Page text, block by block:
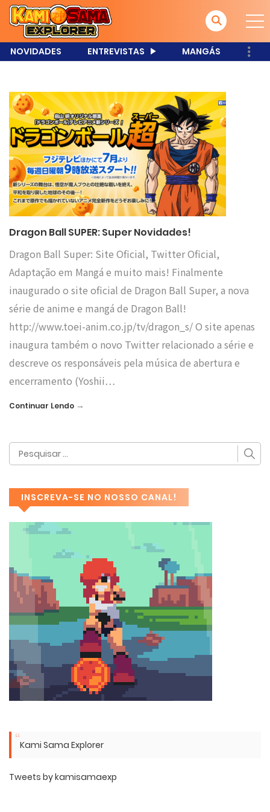
NOVIDADES ENTREVISTAS MANGÁS
Dragon Ball SUPER: Super Novidades!
Dragon Ball Super: Site Oficial, Twitter Oficial,
Adaptação em Mangá e muito mais! Finalmente
inaugurado o site oficial de Dragon Ball Super, a nova
série de anime e mangá de Dragon Ball!
http://www.toei-anim.co.jp/tv/dragon_s/ O site apenas
inaugura também o novo Twitter relacionado a série e
descreve os responsáveis pela música de abertura e
encerramento (Yoshii…
Continuar Lendo →
INSCREVA-SE NO NOSSO CANAL!
Kami Sama Explorer
Tweets by kamisamaexp